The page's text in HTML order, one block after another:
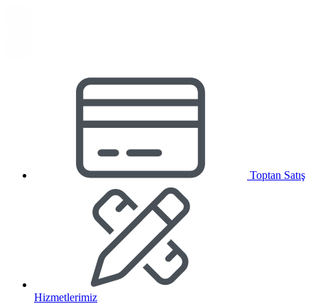
Toptan Satış
Hizmetlerimiz